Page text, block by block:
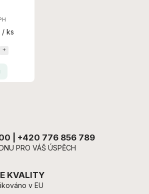
/ ks
| +420 776 856 789
PRO VÁŠ ÚSPĚCH
KVALITY
v EU